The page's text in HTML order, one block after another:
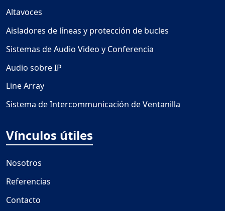
Altavoces
Aisladores de líneas y protección de bucles
Sistemas de Audio Video y Conferencia
Audio sobre IP
Line Array
Sistema de Intercommunicación de Ventanilla
Vínculos útiles
Nosotros
Referencias
Contacto